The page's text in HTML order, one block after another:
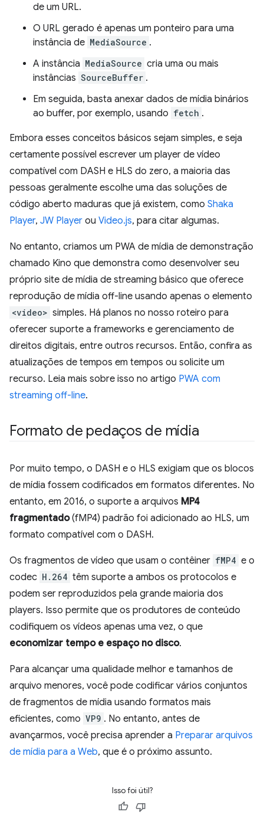
de um URL.
O URL gerado é apenas um ponteiro para uma
instância de MediaSource .
A instância MediaSource cria uma ou mais
instâncias SourceBuffer .
Em seguida, basta anexar dados de mídia binários
ao buffer, por exemplo, usando fetch .
Embora esses conceitos básicos sejam simples, e seja
certamente possível escrever um player de vídeo
compatível com DASH e HLS do zero, a maioria das
pessoas geralmente escolhe uma das soluções de
código aberto maduras que já existem, como Shaka
Player, JW Player ou Video.js, para citar algumas.
No entanto, criamos um PWA de mídia de demonstração
chamado Kino que demonstra como desenvolver seu
próprio site de mídia de streaming básico que oferece
reprodução de mídia off-line usando apenas o elemento
<video> simples. Há planos no nosso roteiro para
oferecer suporte a frameworks e gerenciamento de
direitos digitais, entre outros recursos. Então, confira as
atualizações de tempos em tempos ou solicite um
recurso. Leia mais sobre isso no artigo PWA com
streaming off-line.
Formato de pedaços de mídia
Por muito tempo, o DASH e o HLS exigiam que os blocos
de mídia fossem codificados em formatos diferentes. No
entanto, em 2016, o suporte a arquivos MP4
fragmentado(fMP4) padrão foi adicionado ao HLS, um
formato compatível com o DASH.
Os fragmentos de vídeo que usam o contêiner fMP4 e o
codec H.264 têm suporte a ambos os protocolos e
podem ser reproduzidos pela grande maioria dos
players. Isso permite que os produtores de conteúdo
codifiquem os vídeos apenas uma vez, o que
economizar tempo e espaço no disco.
Para alcançar uma qualidade melhor e tamanhos de
arquivo menores, você pode codificar vários conjuntos
de fragmentos de mídia usando formatos mais
eficientes, como VP9 . No entanto, antes de
avançarmos, você precisa aprender a Preparar arquivos
de mídia para a Web, que é o próximo assunto.
Isso foi útil?